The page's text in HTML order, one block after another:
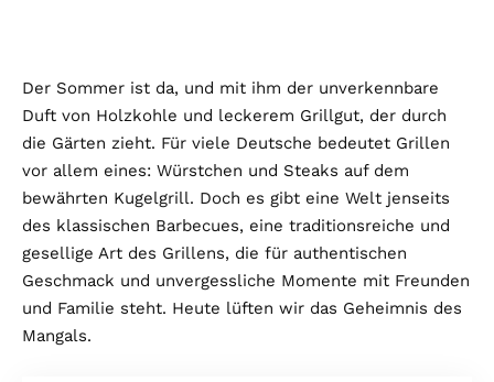
Der Sommer ist da, und mit ihm der unverkennbare
Duft von Holzkohle und leckerem Grillgut, der durch
die Gärten zieht. Für viele Deutsche bedeutet Grillen
vor allem eines: Würstchen und Steaks auf dem
bewährten Kugelgrill. Doch es gibt eine Welt jenseits
des klassischen Barbecues, eine traditionsreiche und
gesellige Art des Grillens, die für authentischen
Geschmack und unvergessliche Momente mit Freunden
und Familie steht. Heute lüften wir das Geheimnis des
Mangals.